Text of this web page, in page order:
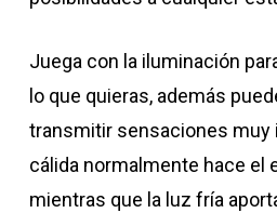
Juega con la iluminación
lo que quieras, además
transmitir sensaciones muy
cálida normalmente hace el
mientras que la luz fría